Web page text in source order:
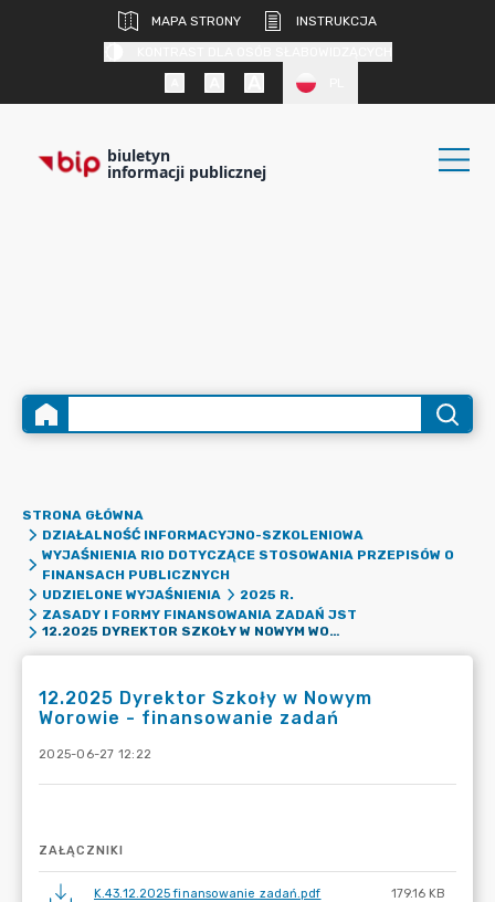
MAPA STRONY
INSTRUKCJA
biuletyn
informacji publicznej
STRONA GŁÓWNA
DZIAŁALNOŚĆ INFORMACYJNO-SZKOLENIOWA
WYJAŚNIENIA RIO DOTYCZĄCE STOSOWANIA PRZEPISÓW O
FINANSACH PUBLICZNYCH
UDZIELONE WYJAŚNIENIA
2025 R.
ZASADY I FORMY FINANSOWANIA ZADAŃ JST
12.2025 DYREKTOR SZKOŁY W NOWYM WOROWIE - FINANSOWANIE ZADAŃ
12.2025 Dyrektor Szkoły w Nowym
Worowie - finansowanie zadań
2025-06-27 12:22
ZAŁĄCZNIKI
K.43.12.2025 finansowanie zadań.pdf 179.16 KB